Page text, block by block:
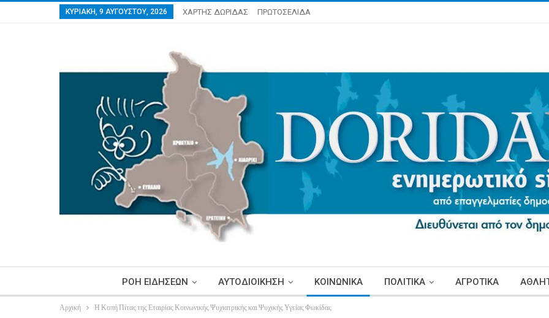
ΚΥΡΙΑΚΉ, 9 ΑΥΓΟΎΣΤΟΥ, 2026 ΧΑΡΤΗΣ ΔΩΡΙΔΑΣ ΠΡΩΤΟΣΕΛΙΔΑ
ΡΟΗ ΕΙΔΗΣΕΩΝ ΑΥΤΟΔΙΟΙΚΗΣΗ ΚΟΙΝΩΝΙΚΑ ΠΟΛΙΤΙΚΑ ΑΓΡΟΤΙΚΑ
Αρχική Η Κοπή Πίτας της Εταιρίας Κοινωνικής Ψυχιατρικής και Ψυχικής Υγείας Φωκίδας